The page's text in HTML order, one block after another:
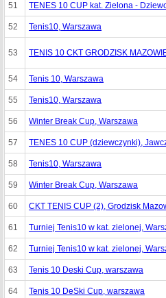
51 TENES 10 CUP kat. Zielona -
52 Tenis10, Warszawa
53 TENIS 10 CKT GRODZISK
54 Tenis 10, Warszawa
55 Tenis10, Warszawa
56 Winter Break Cup, Warszawa
57 TENES 10 CUP (dziewczynki),
58 Tenis10, Warszawa
59 Winter Break Cup, Warszawa
60 CKT TENIS CUP (2), Grodzisk
61 Turniej Tenis10 w kat. zielonej,
62 Turniej Tenis10 w kat. zielonej,
63 Tenis 10 Deski Cup, warszawa
64 Tenis 10 DeSki Cup, warszawa